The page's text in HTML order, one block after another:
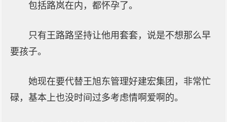
包括路岚在内，都怀孕了。
只有王路路坚持让他用套套，说是不想那么早
要孩子。
她现在要代替王旭东管理好建宏集团，非常忙
碌，基本上也没时间过多考虑情啊爱啊的。